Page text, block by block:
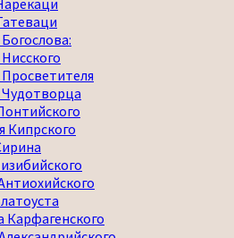
Чудотворца
Кипрского
Карфагенского